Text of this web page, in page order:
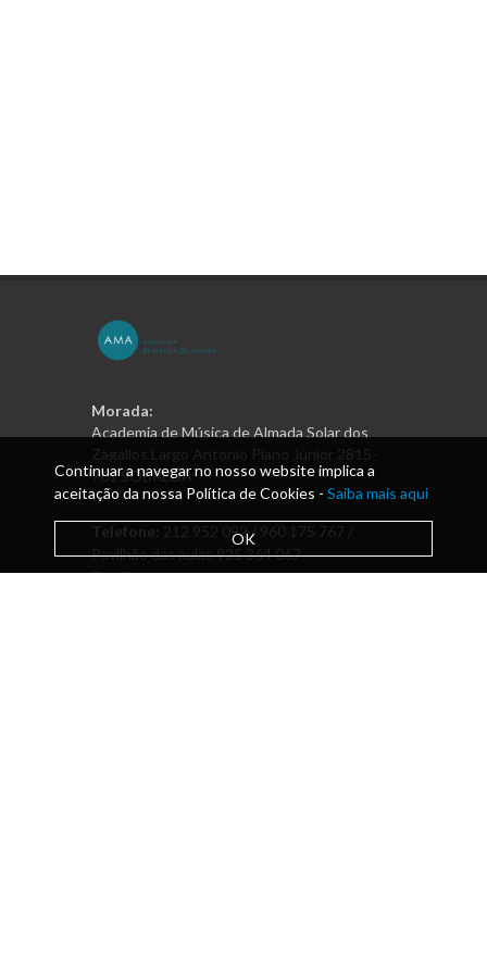
Morada:
Academia de Música de Almada Solar dos
Zagallos Largo António Piano Júnior 2815-
761 SOBREDA
Telefone:
212 952 092 / 960 175 767 /
Pavilhão das aulas 925 364 067
Email:direcao@academiamusica.pt
Continuar a navegar no nosso website implica a
aceitação da nossa Política de Cookies - Saiba mais aqui
OK